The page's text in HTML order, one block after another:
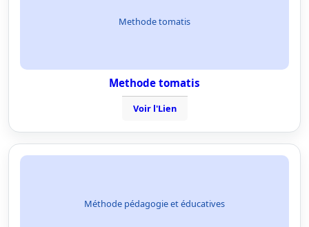
Methode tomatis
Methode tomatis
Voir l'Lien
Méthode pédagogie et éducatives